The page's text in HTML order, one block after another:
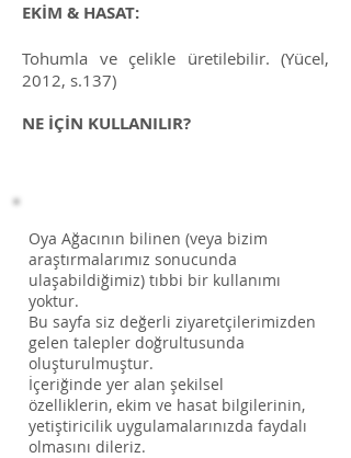
EKİM & HASAT:
Tohumla ve çelikle üretilebilir. (Yücel,
2012, s.137)
NE İÇİN KULLANILIR?
Oya Ağacının bilinen (veya bizim
araştırmalarımız sonucunda
ulaşabildiğimiz) tıbbi bir kullanımı
yoktur.
Bu sayfa siz değerli ziyaretçilerimizden
gelen talepler doğrultusunda
oluşturulmuştur.
İçeriğinde yer alan şekilsel
özelliklerin, ekim ve hasat bilgilerinin,
yetiştiricilik uygulamalarınızda faydalı
olmasını dileriz.